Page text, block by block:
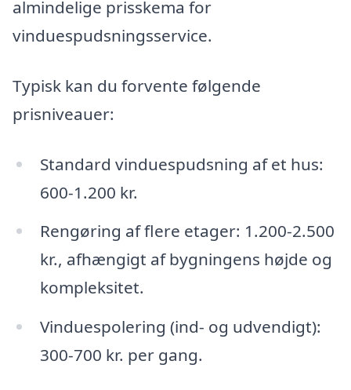
almindelige prisskema for
vinduespudsningsservice.
Typisk kan du forvente følgende
prisniveauer:
Standard vinduespudsning af et hus:
600-1.200 kr.
Rengøring af flere etager: 1.200-2.500
kr., afhængigt af bygningens højde og
kompleksitet.
Vinduespolering (ind- og udvendigt):
300-700 kr. per gang.